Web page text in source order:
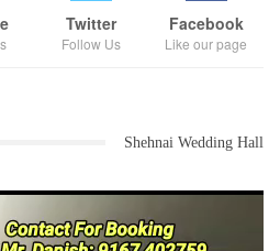
ہو گی اس پر توجہ دینا ہوگی ۔
دلائی تھی اورسولاپور میں سوشیل کمار
کریں گی لیکن ان کے خلاف اس بار بی جے پی
Facebook
Like our page
Twitter
Follow Us
Shehnai Wedding Hall